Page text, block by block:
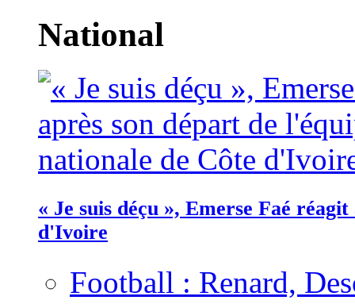
National
« Je suis déçu », Emerse Faé
d'Ivoire
Football : Renard,